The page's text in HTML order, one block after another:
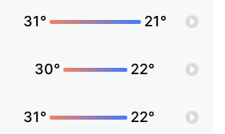
31° 21°
30° 22°
31° 22°